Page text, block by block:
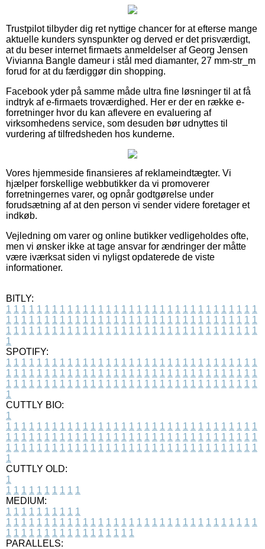
Trustpilot tilbyder dig ret nyttige chancer for at efterse mange
aktuelle kunders synspunkter og derved er det prisværdigt,
at du beser internet firmaets anmeldelser af Georg Jensen
Vivianna Bangle dameur i stål med diamanter, 27 mm-str_m
forud for at du færdiggør din shopping.
Facebook yder på samme måde ultra fine løsninger til at få
indtryk af e-firmaets troværdighed. Her er der en række e-
forretninger hvor du kan aflevere en evaluering af
virksomhedens service, som desuden bør udnyttes til
vurdering af tilfredsheden hos kunderne.
Vores hjemmeside finansieres af reklameindtægter. Vi
hjælper forskellige webbutikker da vi promoverer
forretningernes varer, og opnår godtgørelse under
forudsætning af at den person vi sender videre foretager et
indkøb.
Vejledning om varer og online butikker vedligeholdes ofte,
men vi ønsker ikke at tage ansvar for ændringer der måtte
være iværksat siden vi nyligst opdaterede de viste
informationer.
BITLY:
1 1 1 1 1 1 1 1 1 1 1 1 1 1 1 1 1 1 1 1 1 1 1 1 1 1 1 1 1 1 1 1 1
1 1 1 1 1 1 1 1 1 1 1 1 1 1 1 1 1 1 1 1 1 1 1 1 1 1 1 1 1 1 1 1 1
1 1 1 1 1 1 1 1 1 1 1 1 1 1 1 1 1 1 1 1 1 1 1 1 1 1 1 1 1 1 1 1 1
1
SPOTIFY:
1 1 1 1 1 1 1 1 1 1 1 1 1 1 1 1 1 1 1 1 1 1 1 1 1 1 1 1 1 1 1 1 1
1 1 1 1 1 1 1 1 1 1 1 1 1 1 1 1 1 1 1 1 1 1 1 1 1 1 1 1 1 1 1 1 1
1 1 1 1 1 1 1 1 1 1 1 1 1 1 1 1 1 1 1 1 1 1 1 1 1 1 1 1 1 1 1 1 1
1
CUTTLY BIO:
1
1 1 1 1 1 1 1 1 1 1 1 1 1 1 1 1 1 1 1 1 1 1 1 1 1 1 1 1 1 1 1 1 1
1 1 1 1 1 1 1 1 1 1 1 1 1 1 1 1 1 1 1 1 1 1 1 1 1 1 1 1 1 1 1 1 1
1 1 1 1 1 1 1 1 1 1 1 1 1 1 1 1 1 1 1 1 1 1 1 1 1 1 1 1 1 1 1 1 1
1
CUTTLY OLD:
1
1 1 1 1 1 1 1 1 1 1
MEDIUM:
1 1 1 1 1 1 1 1 1 1
1 1 1 1 1 1 1 1 1 1 1 1 1 1 1 1 1 1 1 1 1 1 1 1 1 1 1 1 1 1 1 1 1
1 1 1 1 1 1 1 1 1 1 1 1 1 1 1 1 1
PARALLELS: